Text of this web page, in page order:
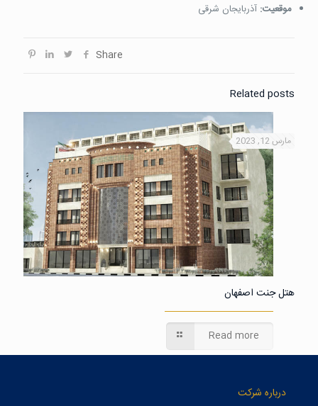
موقعیت: آذربایجان شرقی
Share
Related posts
مارس 12, 2023
هتل جنت اصفهان
Read more
درباره شرکت